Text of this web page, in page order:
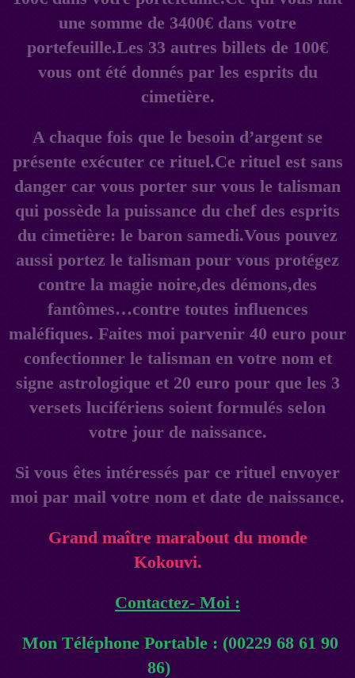
une somme de 3400€ dans votre
portefeuille.Les 33 autres billets de 100€
vous ont été donnés par les esprits du
cimetière.
A chaque fois que le besoin d’argent se
présente exécuter ce rituel.Ce rituel est sans
danger car vous porter sur vous le talisman
qui possède la puissance du chef des esprits
du cimetière: le baron samedi.Vous pouvez
aussi portez le talisman pour vous protégez
contre la magie noire,des démons,des
fantômes…contre toutes influences
maléfiques. Faites moi parvenir 40 euro pour
confectionner le talisman en votre nom et
signe astrologique et 20 euro pour que les 3
versets lucifériens soient formulés selon
votre jour de naissance.
Si vous êtes intéressés par ce rituel envoyer
moi par mail votre nom et date de naissance.
Grand maître marabout du monde
Kokouvi.
Contactez- Moi :
Mon Téléphone Portable : (00229 68 61 90
86)